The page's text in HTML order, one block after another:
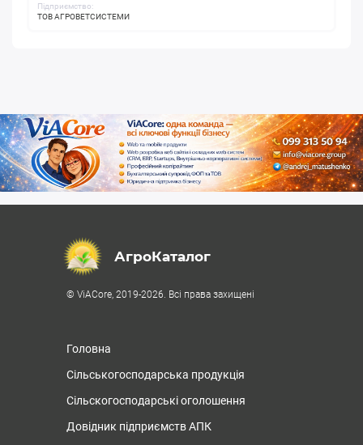
Підприємство:
ТОВ АГРОВЕТСИСТЕМИ
АгроКаталог
© ViACore, 2019-2026. Всі права захищені
Головна
Сільськогосподарська продукція
Сільскогосподарські оголошення
Довідник підприємств АПК